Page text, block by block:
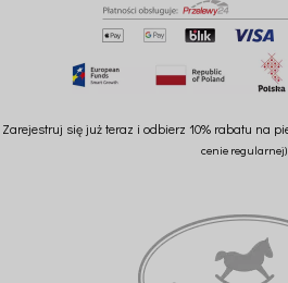
Zarejestruj się już teraz i odbierz 10% rabatu na
cenie regularnej)